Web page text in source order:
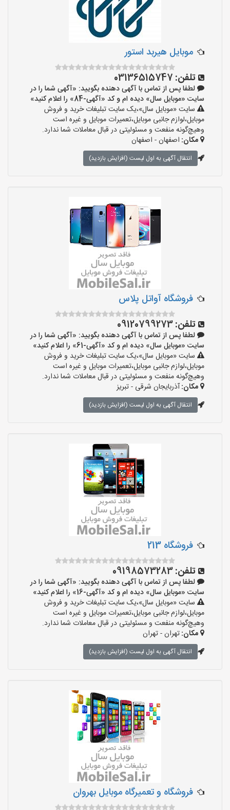
موبایل هیربد استور
تلفن: 03136515747
لطفا پس از تماس با آگهی دهنده بگویید: «آگهی شما را در
سایت «موبایل سال» دیده ام و کد «آگهی-84» را اعلام کنید»
سایت «موبایل سال»،یک سایت تبلیغات خرید و فروش
موبایل،لوازم جانبی موبایل،تعمیرات موبایل و غیره است
وهیچ‌گونه منفعت و مسئولیتی در قبال معاملات شما ندارد.
مکان: اصفهان - اصفهان
انتقال آگهی به اول لیست (افزایش بازدید)
فروشگاه آواتل پلاس
تلفن:09120799273
لطفا پس از تماس با آگهی دهنده بگویید: «آگهی شما را در
سایت «موبایل سال» دیده ام و کد «آگهی-61» را اعلام کنید»
سایت «موبایل سال»،یک سایت تبلیغات خرید و فروش
موبایل،لوازم جانبی موبایل،تعمیرات موبایل و غیره است
وهیچ‌گونه منفعت و مسئولیتی در قبال معاملات شما ندارد.
مکان:آذربایجان شرقی - تبریز
انتقال آگهی به اول لیست (افزایش بازدید)
فروشگاه 213
تلفن:09198573283
لطفا پس از تماس با آگهی دهنده بگویید: «آگهی شما را در
سایت «موبایل سال» دیده ام و کد «آگهی-16» را اعلام کنید»
سایت «موبایل سال»،یک سایت تبلیغات خرید و فروش
موبایل،لوازم جانبی موبایل،تعمیرات موبایل و غیره است
وهیچ‌گونه منفعت و مسئولیتی در قبال معاملات شما ندارد.
مکان:تهران - تهران
انتقال آگهی به اول لیست (افزایش بازدید)
فروشگاه و تعمیرگاه موبایل بهروان